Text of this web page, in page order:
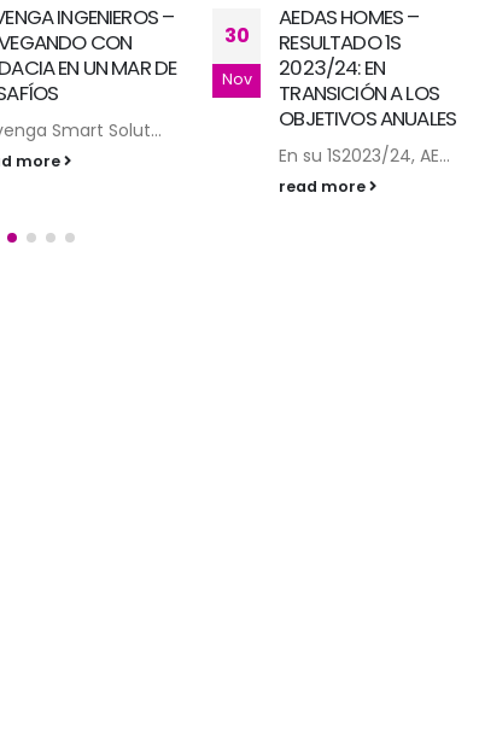
HOMES –
1S
24: EN
A LOS
OBJETIVOS ANUALES
su 1S2023/24, AE...
04
Oct
ATRYS HEALTH- 1S’23:
CUMPLIENDO GUIAS
En el 1S 2023, Atry...
read more